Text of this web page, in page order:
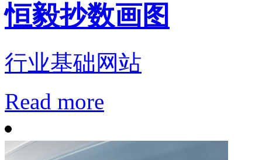
恒毅抄数画图
行业基础网站
Read more